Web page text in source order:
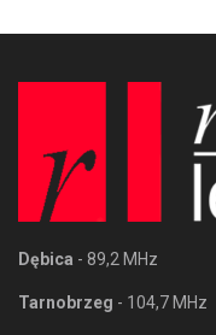
Dębica - 89,2 MHz
Tarnobrzeg - 104,7 MHz